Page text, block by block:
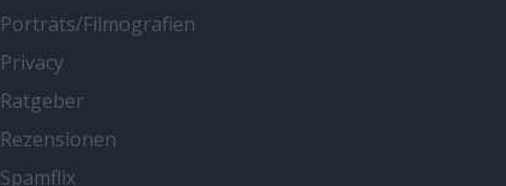
Porträts/Filmografien
Privacy
Ratgeber
Rezensionen
Spamflix